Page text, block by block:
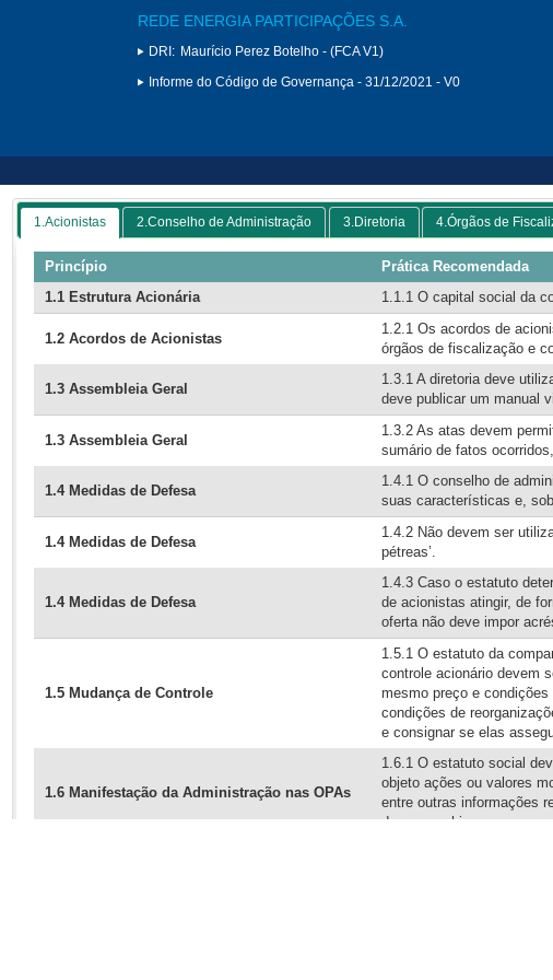
REDE ENERGIA PARTICIPAÇÕES S.A.
DRI: Maurício Perez Botelho - (FCA V1)
Informe do Código de Governança - 31/12/2021 - V0